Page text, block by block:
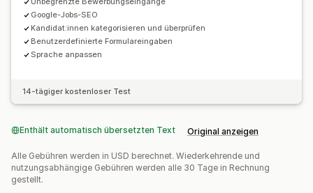
Google-Jobs-SEO
Kandidat:innen kategorisieren und überprüfen
Benutzerdefinierte Formulareingaben
Sprache anpassen
14-tägiger kostenloser Test
Enthält automatisch übersetzten Text Original anzeigen
Alle Gebühren werden in USD berechnet. Wiederkehrende und
nutzungsabhängige Gebühren werden alle 30 Tage in Rechnung
gestellt.